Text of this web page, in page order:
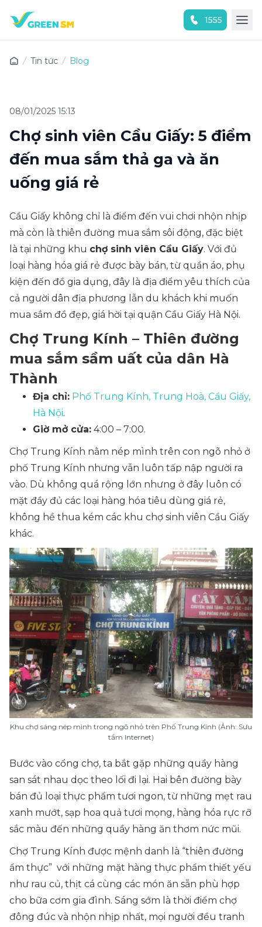
1555
Tin tức Blog
08/01/2025 15:13
Chợ sinh viên Cầu Giấy: 5 điểm
đến mua sắm thả ga và ăn
uống giá rẻ
Cầu Giấy không chỉ là điểm đến vui chơi nhộn nhịp
mà còn là thiên đường mua sắm sôi động, đặc biệt
là tại những khu chợ sinh viên Cầu Giấy. Với đủ
loại hàng hóa giá rẻ được bày bán, từ quần áo, phụ
kiện đến đồ gia dụng, đây là địa điểm yêu thích của
cả người dân địa phương lẫn du khách khi muốn
mua sắm đồ đẹp, giá hời tại quận Cầu Giấy Hà Nội.
Chợ Trung Kính – Thiên đường
mua sắm sầm uất của dân Hà
Thành
Địa chỉ: Phố Trung Kính, Trung Hoà, Cầu Giấy,
Hà Nội.
Giờ mở cửa: 4:00 – 7:00.
Chợ Trung Kính nằm nép mình trên con ngõ nhỏ ở
phố Trung Kính nhưng vẫn luôn tấp nập người ra
vào. Dù không quá rộng lớn nhưng ở đây luôn có
mặt đầy đủ các loại hàng hóa tiêu dùng giá rẻ,
không hề thua kém các khu chợ sinh viên Cầu Giấy
khác.
Khu chợ sáng nép mình trong ngõ nhỏ trên Phố Trung Kính (Ảnh: Sưu
tầm Internet)
Bước vào cổng chợ, ta bắt gặp những quầy hàng
san sát nhau dọc theo lối đi lại. Hai bên đường bày
bán đủ loại thực phẩm tươi ngon, từ những mẹt rau
xanh mướt, sạp hoa quả tươi mọng, hàng hóa rực rỡ
sắc màu đến những quầy hàng ăn thơm nức mũi.
Chợ Trung Kính được mệnh danh là “thiên đường
ẩm thực” với những mặt hàng thực phẩm thiết yếu
như rau củ, thịt cá cùng các món ăn sẵn phù hợp
cho bữa cơm gia đình. Sáng sớm là thời điểm chợ
đông đúc và nhộn nhịp nhất, mọi người đều tranh